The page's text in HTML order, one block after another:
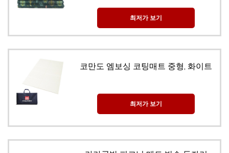
최저가 보기
코만도 엠보싱 코팅매트 중형, 화이트
최저가 보기